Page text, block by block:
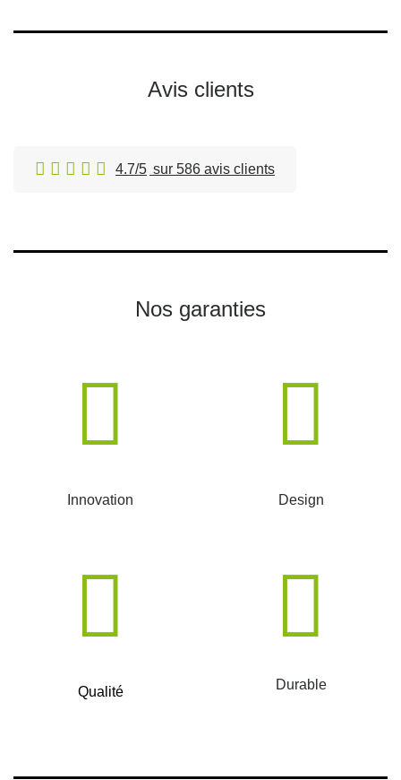
Avis clients
4.7/5 sur 586 avis clients
Nos garanties
Innovation Design
Qualité Durable